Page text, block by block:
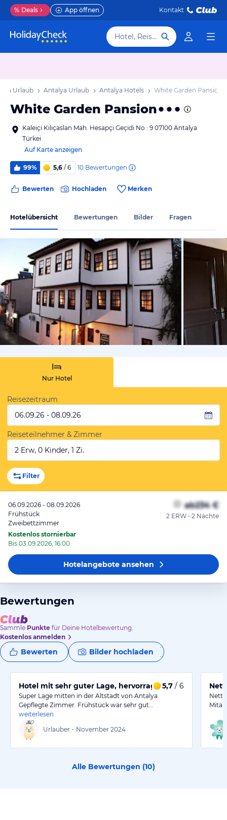
% Deals App öffnen Kontakt
Hotel, Reiseziel
Urlaub Antalya Urlaub Antalya Hotels White Garden Pansion
White Garden Pansion
Kaleiçi Kılıçaslan Mah. Hesapçi Geçidi No : 9 07100 Antalya
Türkei
Auf Karte anzeigen
99% 5,6 / 6 10 Bewertungen
Bewerten Hochladen Merken
Hotelübersicht Bewertungen Bilder Fragen
von
Nur Hotel
Reisezeitraum
06.09.26 - 08.09.26
Reiseteilnehmer & Zimmer
2 Erw, 0 Kinder, 1 Zi.
Filter
06.09.2026 - 08.09.2026
Frühstück
Zweibettzimmer
Kostenlos stornierbar
Bis 03.09.2026, 16:00
ab234 €
2 ERW • 2 Nächte
Hotelangeboteansehen
Bewertungen
Sammle Punkte für Deine Hotelbewertung.
Kostenlos anmelden
Bewerten Bilder hochladen
Hotel mit sehr guter Lage, hervorragendes Frühstück.
5,7 / 6
Super Lage mitten in der Altstadt von Antalya.
Gepflegte Zimmer. Frühstück war sehr gut…
weiterlesen
Urlauber • November 2024
Alle Bewertungen (10)